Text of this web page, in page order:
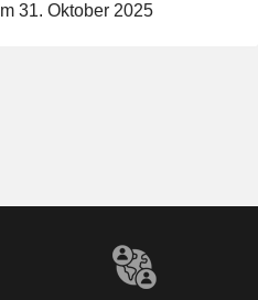
31. Oktober 2025